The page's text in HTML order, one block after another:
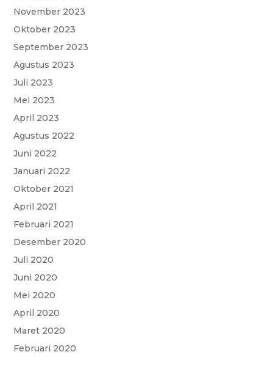
November 2023
Oktober 2023
September 2023
Agustus 2023
Juli 2023
Mei 2023
April 2023
Agustus 2022
Juni 2022
Januari 2022
Oktober 2021
April 2021
Februari 2021
Desember 2020
Juli 2020
Juni 2020
Mei 2020
April 2020
Maret 2020
Februari 2020